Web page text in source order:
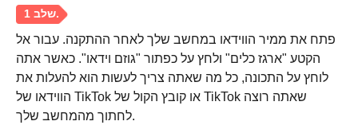
פתח את ממיר הווידאו במחשב שלך לאחר ההתקנה. עבור אל
הקטע "ארגז כלים" ולחץ על כפתור "גוזם וידאו". כאשר אתה
לוחץ על התכונה, כל מה שאתה צריך לעשות הוא להעלות את
הווידאו של TikTok או קובץ הקול של TikTok שאתה רוצה
לחתוך מהמחשב שלך.